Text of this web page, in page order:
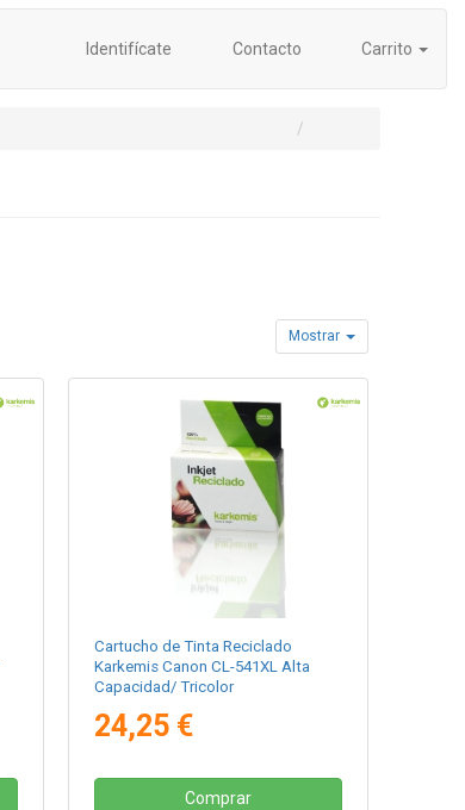
Identifícate Contacto Carrito
Mostrar
Cartucho de Tinta Reciclado
Karkemis Canon CL-541XL Alta
Capacidad/ Tricolor
24,25 €
Comprar